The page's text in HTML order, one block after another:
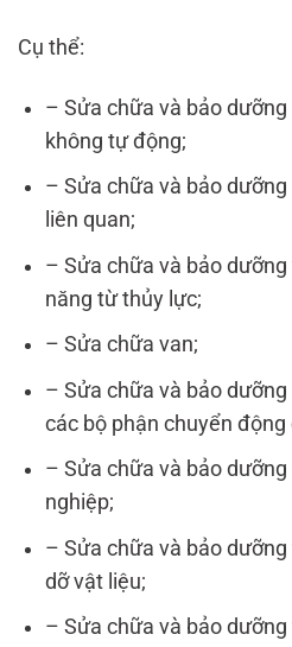
Cụ thể:
– Sửa chữa và bảo
không tự động;
– Sửa chữa và bảo
liên quan;
– Sửa chữa và bảo
năng từ thủy lực;
– Sửa chữa van;
– Sửa chữa và bảo
các bộ phận chuyển động
– Sửa chữa và bảo
nghiệp;
– Sửa chữa và bảo
dỡ vật liệu;
– Sửa chữa và bảo